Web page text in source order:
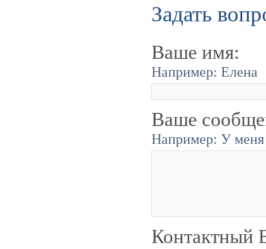
Задать
Ваше имя:
Например: Елена
Ваше
Например: У меня
Контактный